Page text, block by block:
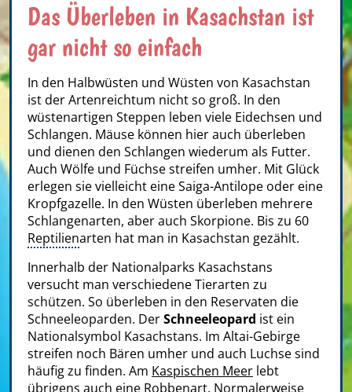
Das Überleben in Kasachstan ist
gar nicht so einfach
In den Halbwüsten und Wüsten von Kasachstan
ist der Artenreichtum nicht so groß. In den
wüstenartigen Steppen leben viele Eidechsen und
Schlangen. Mäuse können hier auch überleben
und dienen den Schlangen wiederum als Futter.
Auch Wölfe und Füchse streifen umher. Mit Glück
erlegen sie vielleicht eine Saiga-Antilope oder eine
Kropfgazelle. In den Wüsten überleben mehrere
Schlangenarten, aber auch Skorpione. Bis zu 60
Reptilienarten hat man in Kasachstan gezählt.
Innerhalb der Nationalparks Kasachstans
versucht man verschiedene Tierarten zu
schützen. So überleben in den Reservaten die
Schneeleoparden. DerSchneeleopard ist ein
Nationalsymbol Kasachstans. Im Altai-Gebirge
streifen noch Bären umher und auch Luchse sind
häufig zu finden. Am Kaspischen Meer lebt
übrigens auch eine Robbenart. Normalerweise